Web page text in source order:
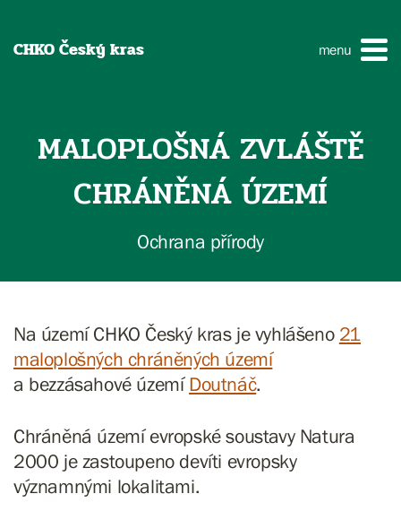
CHKO Český kras menu
MALOPLOŠNÁ ZVLÁŠTĚ
CHRÁNĚNÁ ÚZEMÍ
Ochrana přírody
Na území CHKO Český kras je vyhlášeno 21
maloplošných chráněných území
a bezzásahové území Doutnáč.
Chráněná území evropské soustavy Natura
2000 je zastoupeno devíti evropsky
významnými lokalitami.